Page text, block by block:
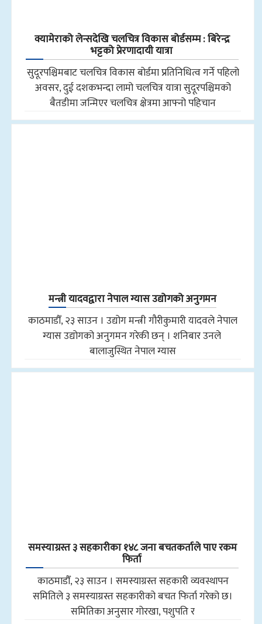
क्यामेराको लेन्सदेखि चलचित्र विकास बोर्डसम्म : बिरेन्द्र
भट्टको प्रेरणादायी यात्रा
सुदूरपश्चिमबाट चलचित्र विकास बोर्डमा प्रतिनिधित्व गर्ने पहिलो
अवसर, दुई दशकभन्दा लामो चलचित्र यात्रा सुदूरपश्चिमको
बैतडीमा जन्मिएर चलचित्र क्षेत्रमा आफ्नो पहिचान
मन्त्री यादवद्वारा नेपाल ग्यास उद्योगको अनुगमन
काठमाडौँ, २३ साउन । उद्योग मन्त्री गौरीकुमारी यादवले नेपाल
ग्यास उद्योगको अनुगमन गरेकी छन् । शनिबार उनले
बालाजुस्थित नेपाल ग्यास
समस्याग्रस्त ३ सहकारीका १४८ जना बचतकर्ताले पाए रकम
फिर्ता
काठमाडौँ, २३ साउन । समस्याग्रस्त सहकारी व्यवस्थापन
समितिले ३ समस्याग्रस्त सहकारीको बचत फिर्ता गरेको छ।
समितिका अनुसार गोरखा, पशुपति र